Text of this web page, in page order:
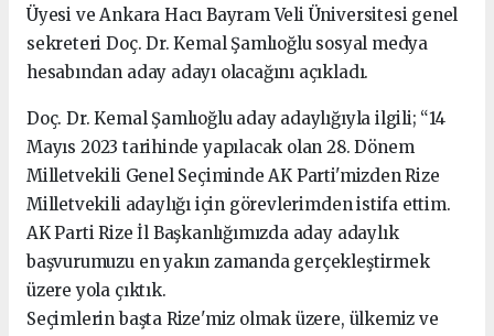
Üyesi ve Ankara Hacı Bayram Veli Üniversitesi genel
sekreteri Doç. Dr. Kemal Şamlıoğlu sosyal medya
hesabından aday adayı olacağını açıkladı.
Doç. Dr. Kemal Şamlıoğlu aday adaylığıyla ilgili; “14
Mayıs 2023 tarihinde yapılacak olan 28. Dönem
Milletvekili Genel Seçiminde AK Parti'mizden Rize
Milletvekili adaylığı için görevlerimden istifa ettim.
AK Parti Rize İl Başkanlığımızda aday adaylık
başvurumuzu en yakın zamanda gerçekleştirmek
üzere yola çıktık.
Seçimlerin başta Rize'miz olmak üzere, ülkemiz ve